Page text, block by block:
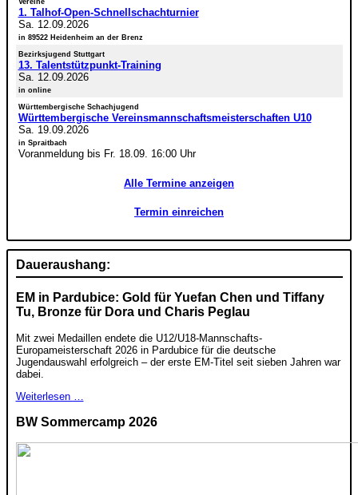
Vereine
1. Talhof-Open-Schnellschachturnier
Sa. 12.09.2026
in 89522 Heidenheim an der Brenz
Bezirksjugend Stuttgart
13. Talentstützpunkt-Training
Sa. 12.09.2026
in online
Württembergische Schachjugend
Württembergische Vereinsmannschaftsmeisterschaften U10
Sa. 19.09.2026
in Spraitbach
Voranmeldung bis Fr. 18.09. 16:00 Uhr
Alle Termine anzeigen
Termin einreichen
Daueraushang:
EM in Pardubice: Gold für Yuefan Chen und Tiffany
Tu, Bronze für Dora und Charis Peglau
Mit zwei Medaillen endete die U12/U18-Mannschafts-
Europameisterschaft 2026 in Pardubice für die deutsche
Jugendauswahl erfolgreich – der erste EM-Titel seit sieben Jahren war
dabei.
Weiterlesen …
BW Sommercamp 2026